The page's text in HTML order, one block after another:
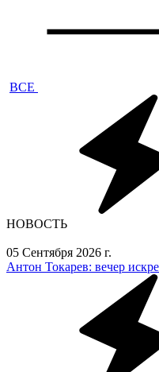
ВСЕ
НОВОСТЬ
05 Сентября 2026 г.
Антон Токарев: вечер